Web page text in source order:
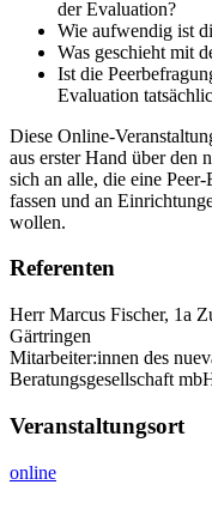
der Evaluation?
Wie aufwendig ist
Was geschieht mit
Ist die
Evaluation
Diese Online-
aus erster Hand über den
sich an alle, die eine
fassen und an
wollen.
Referenten
Herr Marcus Fischer, 1a
Gärtringen
Mitarbeiter:innen des
Beratungsgesellschaft
Veranstaltungsort
online